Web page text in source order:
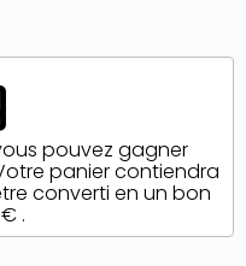
pouvez gagner
panier contiendra
converti en un bon
.